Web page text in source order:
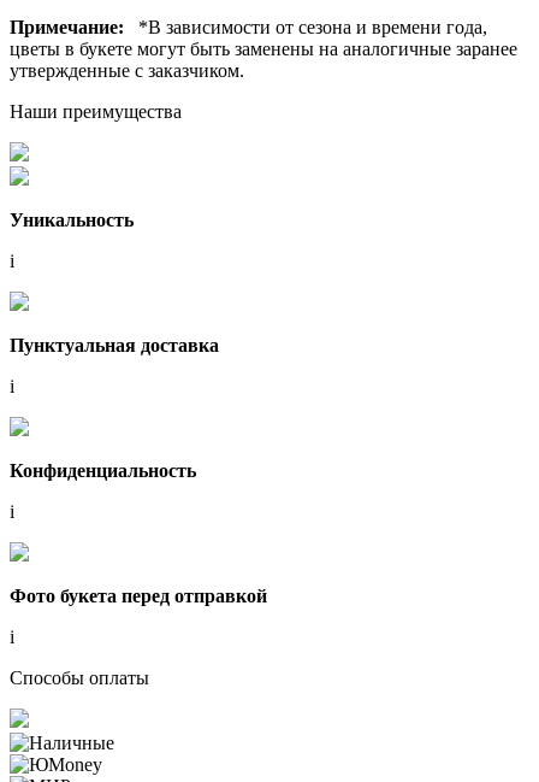
Примечание:
*В зависимости от сезона и времени года,
цветы в букете могут быть заменены на аналогичные заранее
утвержденные с заказчиком.
Наши преимущества
Уникальность
i
Пунктуальная доставка
i
Конфиденциальность
i
Фото букета перед отправкой
i
Способы оплаты